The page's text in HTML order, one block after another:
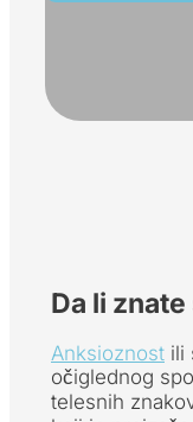
Da li
Anksioznost ili
očiglednog
telesnih